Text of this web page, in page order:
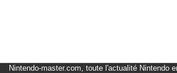
Nintendo-master.com, toute l'actualité Nintendo